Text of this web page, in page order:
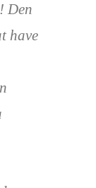
Den
have